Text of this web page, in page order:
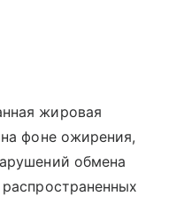
жировая
фоне ожирения,
обмена